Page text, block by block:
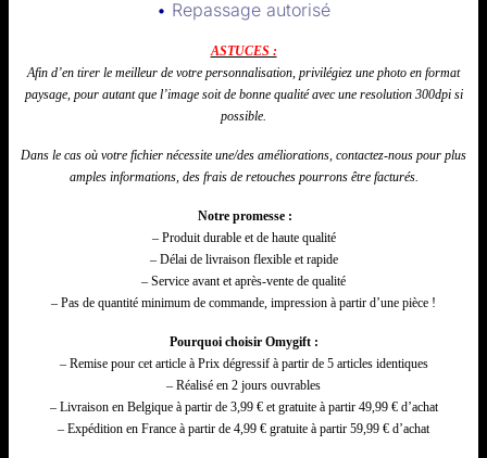
• Repassage autorisé
ASTUCES :
Afin d’en tirer le meilleur de votre personnalisation, privilégiez une photo en format
paysage, pour autant que l’image soit de bonne qualité avec une resolution 300dpi si
possible.
Dans le cas où votre fichier nécessite une/des améliorations, contactez-nous pour plus
amples informations, des frais de retouches pourrons être facturés.
Notre promesse :
– Produit durable et de haute qualité
– Délai de livraison flexible et rapide
– Service avant et après-vente de qualité
– Pas de quantité minimum de commande, impression à partir d’une pièce !
Pourquoi choisir Omygift :
– Remise pour cet article à Prix dégressif à partir de 5 articles identiques
– Réalisé en 2 jours ouvrables
– Livraison en Belgique à partir de 3,99 € et gratuite à partir 49,99 € d’achat
– Expédition en France à partir de 4,99 € gratuite à partir 59,99 € d’achat